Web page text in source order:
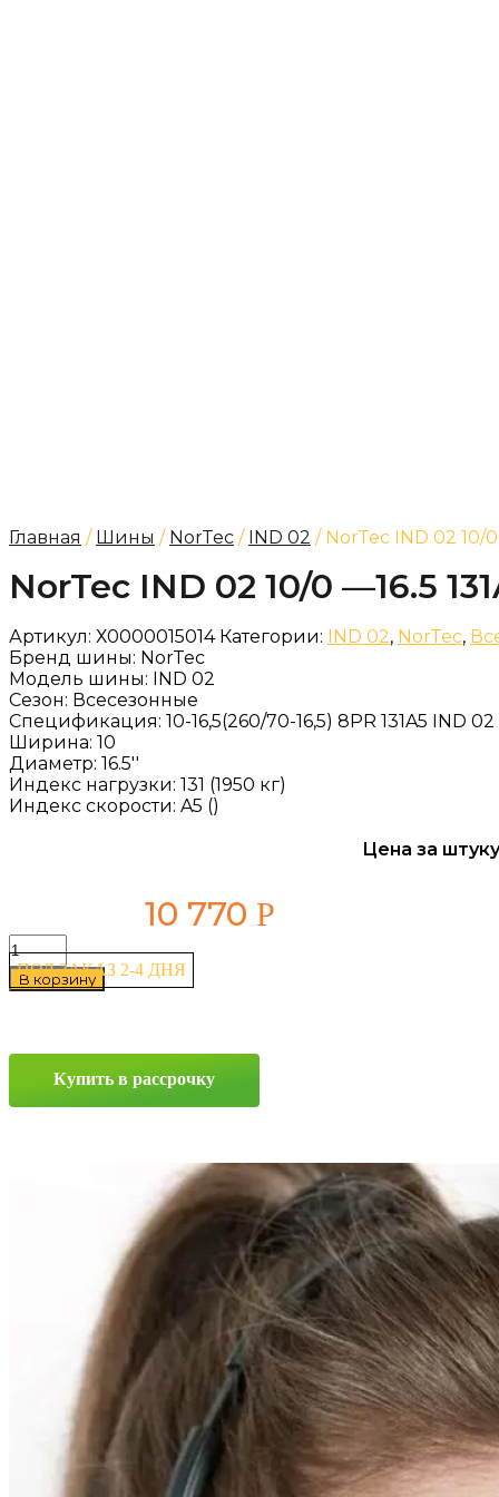
Главная / Шины / NorTec / IND 02 / NorTec IND 02 10/0
NorTec IND 02 10/0 —16.5
Артикул: Х0000015014 Категории: IND 02, NorTec,
Бренд шины: NorTec
Модель шины: IND 02
Сезон: Всесезонные
Спецификация: 10-16,5(260/70-16,5) 8PR 131A5 IND
Ширина: 10
Диаметр: 16.5''
Индекс нагрузки: 131 (1950 кг)
Индекс скорости: A5 ()
Цена за
10 770 Р
ПОД ЗАКАЗ 2-4 ДНЯ
Количество
товара
NorTec
—
131A5
В корзину
Купить в рассрочку